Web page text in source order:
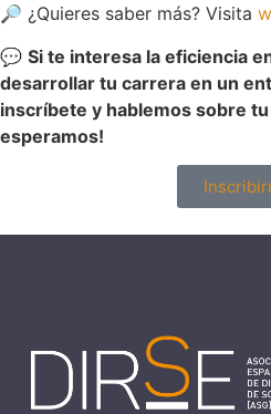
🔎 ¿Quieres saber más? Visita
💬 Si te interesa la eficiencia
desarrollar tu carrera en un
inscríbete y hablemos sobre tu
esperamos!